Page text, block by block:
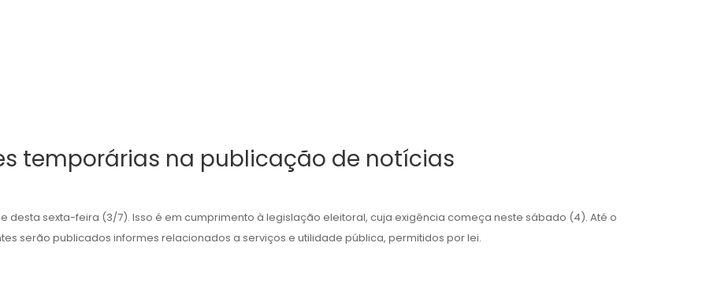
temporárias na publicação de notícias
desta sexta-feira (3/7). Isso é em cumprimento à legislação eleitoral, cuja exigência começa neste sábado (4). Até o
serão publicados informes relacionados a serviços e utilidade pública, permitidos por lei.